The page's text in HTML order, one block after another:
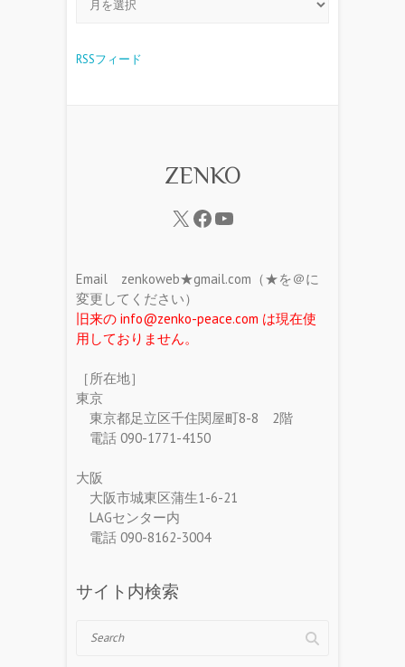
RSSフィード
ZENKO
Email zenkoweb★gmail.com（★を＠に
変更してください）
旧来の info@zenko-peace.com は現在使
用しておりません。
［所在地］
東京
東京都足立区千住関屋町8-8 2階
電話 090-1771-4150
大阪
大阪市城東区蒲生1-6-21
LAGセンター内
電話 090-8162-3004
サイト内検索
Search